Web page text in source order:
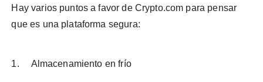
Hay varios puntos a favor de Crypto.com para pensar
que es una plataforma segura:
1. Almacenamiento en frío